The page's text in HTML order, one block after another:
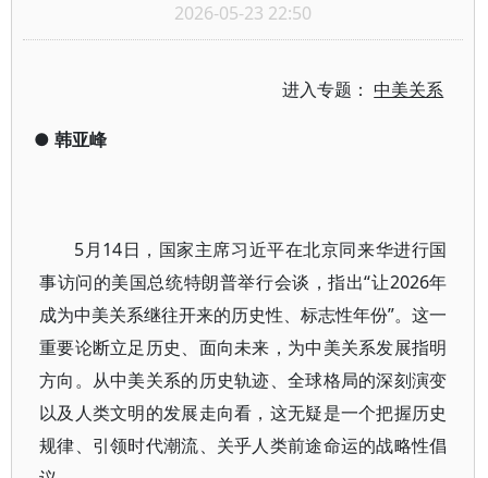
2026-05-23 22:50
进入专题：中美关系
● 韩亚峰
5月14日，国家主席习近平在北京同来华进行国
事访问的美国总统特朗普举行会谈，指出“让2026年
成为中美关系继往开来的历史性、标志性年份”。这一
重要论断立足历史、面向未来，为中美关系发展指明
方向。从中美关系的历史轨迹、全球格局的深刻演变
以及人类文明的发展走向看，这无疑是一个把握历史
规律、引领时代潮流、关乎人类前途命运的战略性倡